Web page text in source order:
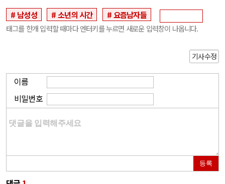
남성성 소년의 시간 요즘남자들
태그를 한개 입력할 때마다 엔터키를 누르면 새로운 입력창이 나옵니다.
기사수정
이름
비밀번호
등록